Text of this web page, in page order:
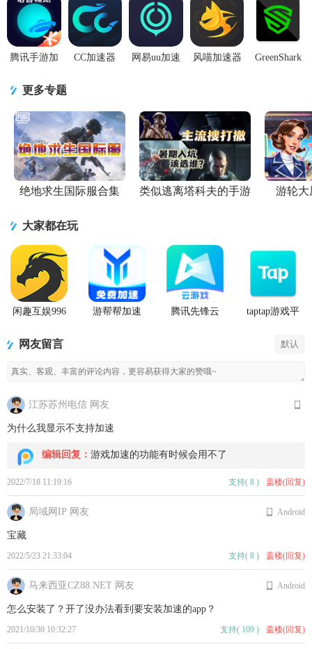
新版
v1.1.1 安卓
手机版
手机版4.0.0
最新版
v2.0.9 最新
会员版
速器app2.0.2
安卓免root
版
腾讯手游加
卓最新版
CC加速器
网易uu加速
风喵加速器
GreenShark
更多专题
绝地求生国际服合集 类似逃离塔科夫的手游 游轮大
大家都在玩
闲趣互娱996
游帮帮加速
腾讯先锋云
taptap游戏平
网友留言 默认
江苏苏州电信 网友
2022/7/18 11:19:16
为什么我显示不支持加速
支持( 8 ) 盖楼(回复)
编辑回复： 游戏加速的功能有时候会用不了
局域网IP 网友
2022/5/23 21:33:04
宝藏
Android
支持( 8 ) 盖楼(回复)
马来西亚CZ88.NET 网友
2021/10/30 10:32:27
怎么安装了？开了没办法看到要安装加速的app？
Android
支持( 109 ) 盖楼(回复)